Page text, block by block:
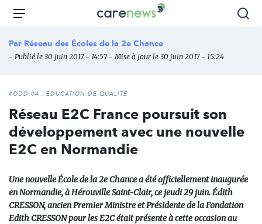
Aller
principal
Carenews,
média
des
l'engagement
Menu
Par Réseau des Écoles de la 2e Chance
- Publié le 30 juin 2017 - 14:57 - Mise à jour le 30 juin 2017 - 15:24
#ODD 04 : ÉDUCATION DE QUALITÉ
Réseau E2C France poursuit son
développement avec une nouvelle
E2C en Normandie
Une nouvelle École de la 2e Chance a été officiellement inaugurée
en Normandie, à Hérouville Saint-Clair, ce jeudi 29 juin. Édith
CRESSON, ancien Premier Ministre et Présidente de la Fondation
Edith CRESSON pour les E2C était présente à cette occasion au